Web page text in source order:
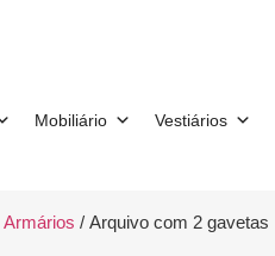
Mobiliário Vestiários
Armários / Arquivo com 2 gavetas